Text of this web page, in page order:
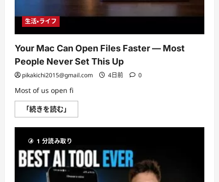
生活・ライフ
Your Mac Can Open Files Faster — Most
People Never Set This Up
pikakichi2015@gmail.com 4日前 0
Most of us open fi
「続きを読む」
Mac
Open
Faster
—
Most
People
Never
Set
1 分読み取り